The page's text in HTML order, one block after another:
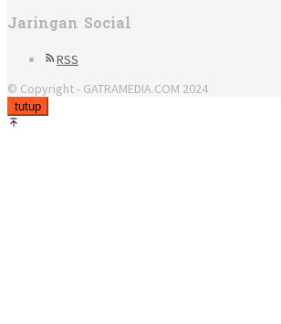
Jaringan Social
RSS
© Copyright - GATRAMEDIA.COM 2024
tutup